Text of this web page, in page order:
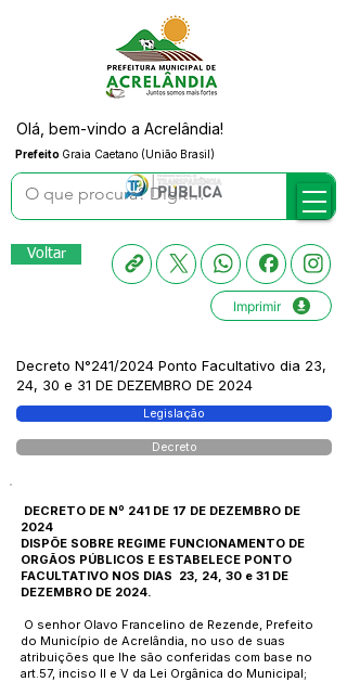
Prefeito Graia Caetano (União Brasil)
Olá, bem-vindo a Acrelândia!
Voltar
Imprimir
Decreto N°241/2024 Ponto Facultativo dia 23,
24, 30 e 31 DE DEZEMBRO DE 2024
Legislação
Decreto
DECRETO DE Nº 241 DE 17 DE DEZEMBRO DE
2024
DISPÕE SOBRE REGIME FUNCIONAMENTO DE
ORGÃOS PÚBLICOS E ESTABELECE PONTO
FACULTATIVO NOS DIAS 23, 24, 30 e 31 DE
DEZEMBRO DE 2024.
O senhor Olavo Francelino de Rezende, Prefeito
do Município de Acrelândia, no uso de suas
atribuições que lhe são conferidas com base no
art.57, inciso II e V da Lei Orgânica do Municipal;